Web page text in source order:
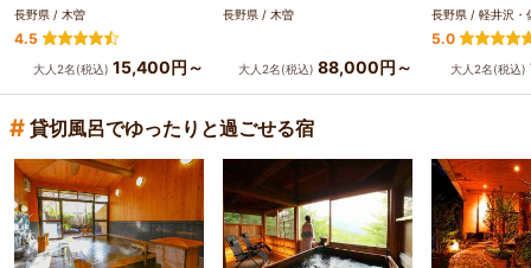
長野県 / 木曽
4.5
大人2名(税込) 15,400円～
長野県 / 木曽
大人2名(税込) 88,000円～
長野県 / 軽井沢・
5.0
大人2名(税込)
# 貸切風呂でゆったりと過ごせる宿